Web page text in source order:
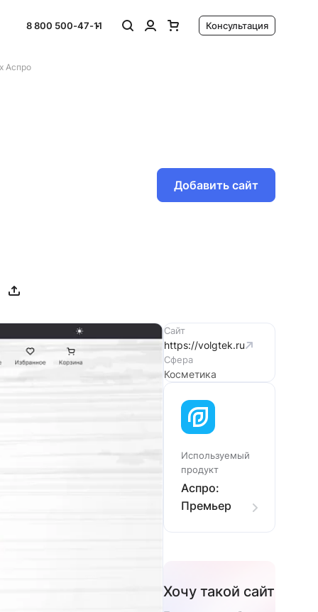
8 800 500-47-11 Консультация
Аспро
Добавить сайт
Сайт
https://volgtek.ru
Сфера
Косметика
Используемый
продукт
Аспро:
Премьер
Хочу такой сайт